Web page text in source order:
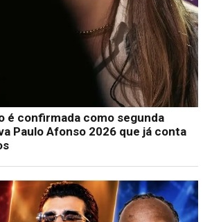
é confirmada como segunda
Paulo Afonso 2026 que já conta